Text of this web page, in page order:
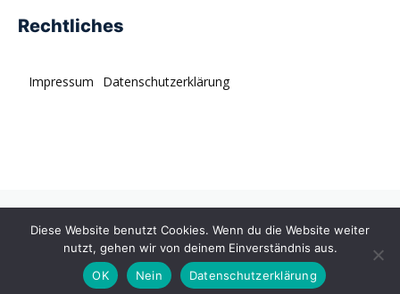
Rechtliches
Impressum Datenschutzerklärung
multipurpose Prebuilt Website with a wide range of usability.
Diese Website benutzt Cookies. Wenn du die Website weiter
nutzt, gehen wir von deinem Einverständnis aus.
OK
Nein Datenschutzerklärung